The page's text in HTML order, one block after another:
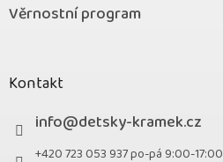
Věrnostní program
Kontakt
info@detsky-kramek.cz
+420 723 053 937 po-pá 9:00-17:00